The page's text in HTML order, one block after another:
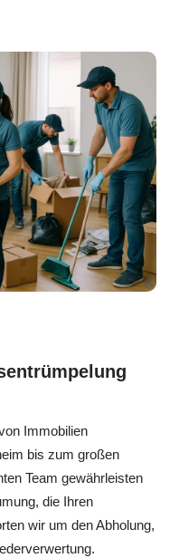
Immobilien
bis zum großen
Team gewährleisten
die Ihren
wir um den Abholung,